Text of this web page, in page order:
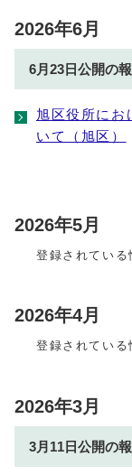
2026年6月
6月23日公開の
旭区役所にお
いて（旭区）
2026年5月
登録されている
2026年4月
登録されている
2026年3月
3月11日公開の